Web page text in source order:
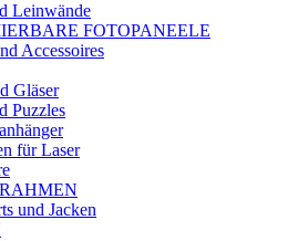
Leinwände
FOTOPANEELE
Accessoires
Gläser
Puzzles
für Laser
und Jacken